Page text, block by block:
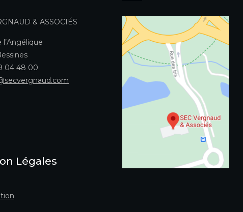
& ASSOCIÉS
l’Angélique
04 48 00
Légales